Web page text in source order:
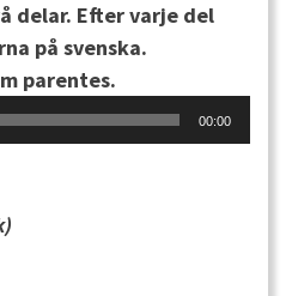
delar. Efter varje del
på svenska.
parentes.
00:00